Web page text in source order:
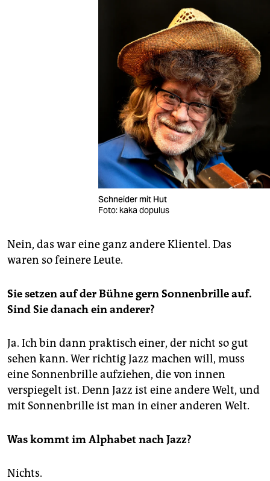
Schneider mit Hut
Foto: kaka dopulus
Nein, das war eine ganz andere Klientel. Das
waren so feinere Leute.
Sie setzen auf der Bühne gern Sonnenbrille auf.
Sind Sie danach ein anderer?
Ja. Ich bin dann praktisch einer, der nicht so gut
sehen kann. Wer richtig Jazz machen will, muss
eine Sonnenbrille aufziehen, die von innen
verspiegelt ist. Denn Jazz ist eine andere Welt, und
mit Sonnenbrille ist man in einer anderen Welt.
Was kommt im Alphabet nach Jazz?
Nichts.